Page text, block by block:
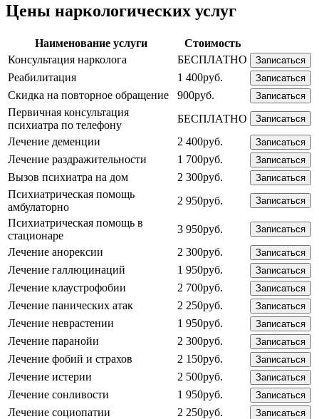
Цены наркологических услуг
Наименование услуги
Стоимость
Консультация нарколога
БЕСПЛАТНО Записаться
Реабилитация 1 400руб. Записаться
Скидка на повторное обращение 900руб. Записаться
Первичная консультация
психиатра по телефону
БЕСПЛАТНО Записаться
Лечение деменции 2 400руб. Записаться
Лечение раздражительности 1 700руб. Записаться
Вызов психиатра на дом 2 300руб. Записаться
Психиатрическая помощь
амбулаторно
2 950руб. Записаться
Психиатрическая помощь в
стационаре
3 950руб. Записаться
Лечение анорексии 2 300руб. Записаться
Лечение галлюцинаций 1 950руб. Записаться
Лечение клаустрофобии 2 700руб. Записаться
Лечение панических атак 2 250руб. Записаться
Лечение неврастении 1 950руб. Записаться
Лечение паранойи 2 300руб. Записаться
Лечение фобий и страхов 2 150руб. Записаться
Лечение истерии 2 500руб. Записаться
Лечение сонливости 1 950руб. Записаться
Лечение социопатии 2 250руб. Записаться